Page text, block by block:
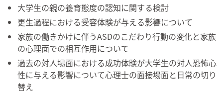
大学生の親の養育態度の認知に関する検討
更生過程における受容体験が与える影響について
家族の働きかけに伴うASDのこだわり行動の変化と家族
の心理面での相互作用について
過去の対人場面における成功体験が大学生の対人恐怖心
性に与える影響について心理士の面接場面と日常の切り
替え